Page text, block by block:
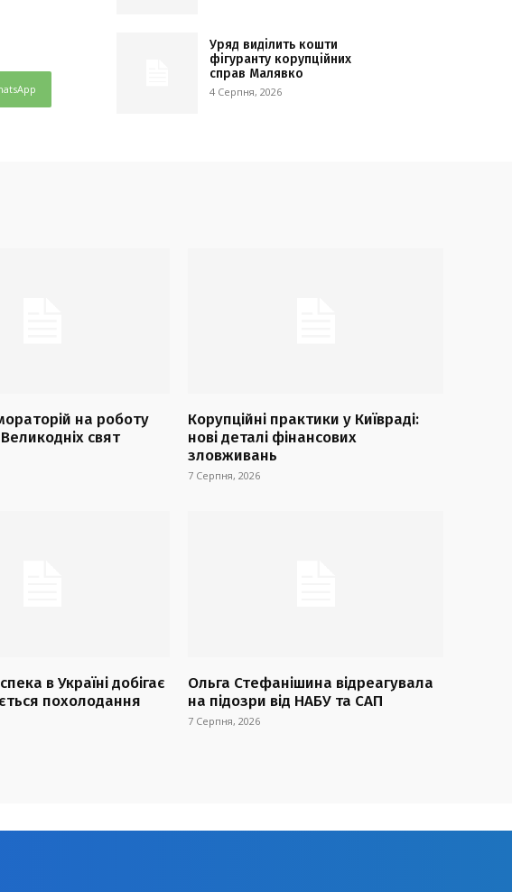
Уряд виділить кошти
фігуранту корупційних
справ Малявко
4 Серпня, 2026
на роботу
свят
Корупційні практики у Київраді:
нові деталі фінансових
зловживань
7 Серпня, 2026
в Україні добігає
похолодання
Ольга Стефанішина відреагувала
на підозри від НАБУ та САП
7 Серпня, 2026